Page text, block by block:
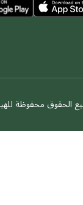
الحقوق محفوظة